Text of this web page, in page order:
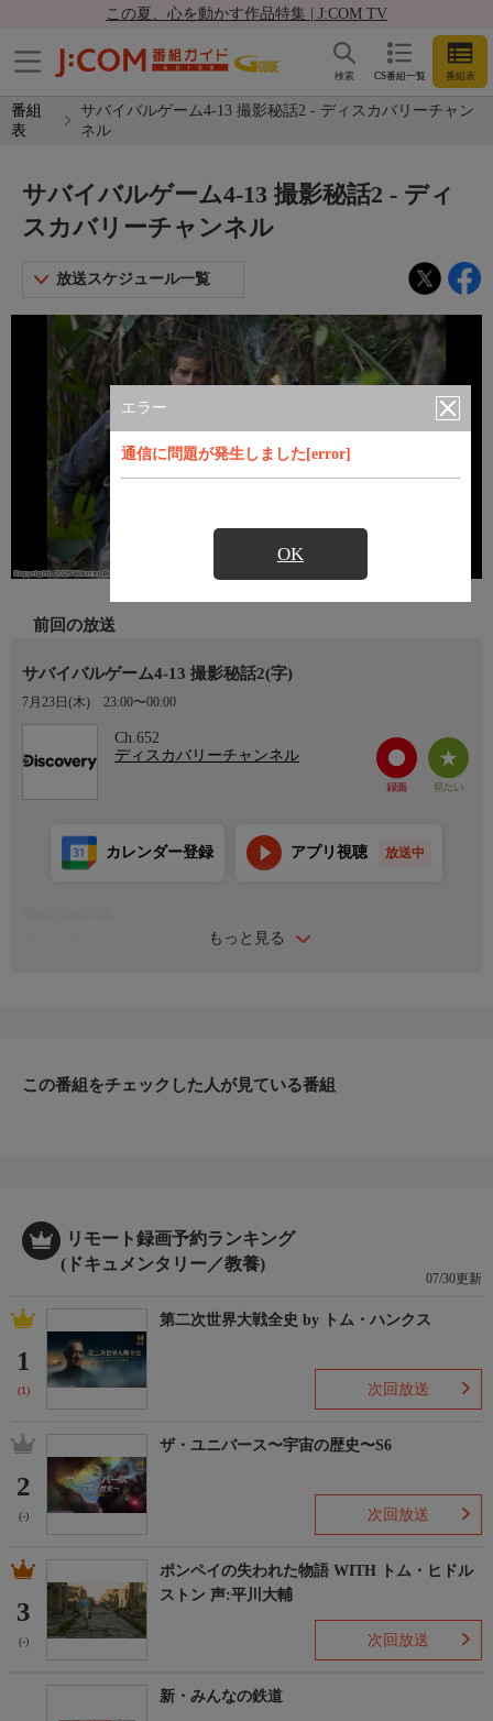
この夏、心を動かす作品特集 | J:COM TV
CS番組一覧 番組表
検索
番組
表
サバイバルゲーム4-13 撮影秘話2 - ディスカバリーチャン
ネル
エラー
通信に問題が発生しました[error]
OK
サバイバルゲーム4-13 撮影秘話2 - ディ
スカバリーチャンネル
放送スケジュール一覧
前回の放送
サバイバルゲーム4-13 撮影秘話2(字)
7月23日(木) 23:00〜00:00
Ch.652
ディスカバリーチャンネル
もっと見る
カレンダー登録 アプリ視聴 放送中
が要求される。グアテマラでは、セスナを操作するベアを撮影す
この番組をチェックした人が見ている番組
リモート録画予約ランキング
(ドキュメンタリー／教養)
07/30更新
1
(1)
第二次世界大戦全史 by トム・ハンクス
次回放送
2
(-)
ザ・ユニバース〜宇宙の歴史〜S6
次回放送
3
(-)
ポンペイの失われた物語 WITH トム・ヒドル
ストン 声:平川大輔
次回放送
新・みんなの鉄道